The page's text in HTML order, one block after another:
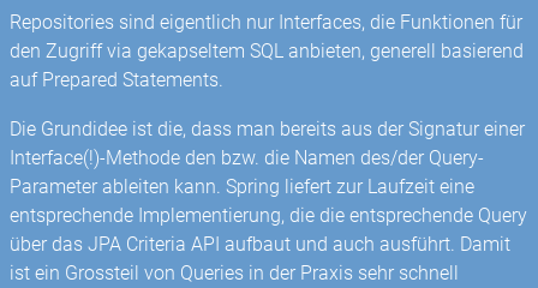
Repositories sind eigentlich nur Interfaces, die Funktionen für
den Zugriff via gekapseltem SQL anbieten, generell basierend
auf Prepared Statements.
Die Grundidee ist die, dass man bereits aus der Signatur einer
Interface(!)-Methode den bzw. die Namen des/der Query-
Parameter ableiten kann. Spring liefert zur Laufzeit eine
entsprechende Implementierung, die die entsprechende Query
über das JPA Criteria API aufbaut und auch ausführt. Damit
ist ein Grossteil von Queries in der Praxis sehr schnell